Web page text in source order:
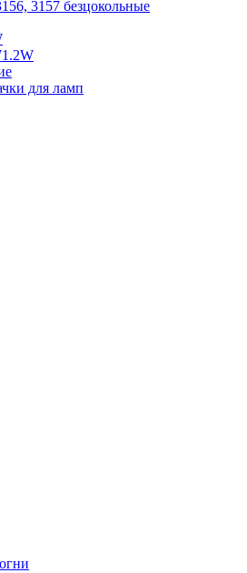
3157 безцокольные
для ламп